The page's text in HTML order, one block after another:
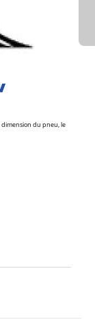
dimension du pneu, le